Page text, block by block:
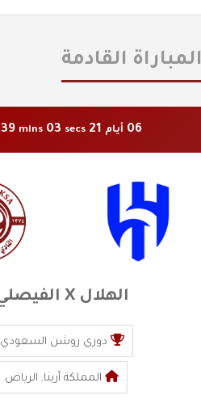
المباراة القادمة
06 أيام 21
39 mins 02 secs
الهلال X الفيصلي
دوري روشن السعودي
المملكة أرينا, الرياض